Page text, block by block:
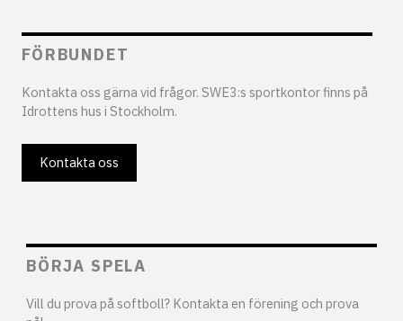
FÖRBUNDET
Kontakta oss gärna vid frågor. SWE3:s sportkontor finns på
Idrottens hus i Stockholm.
Kontakta oss
BÖRJA SPELA
Vill du prova på softboll? Kontakta en förening och prova